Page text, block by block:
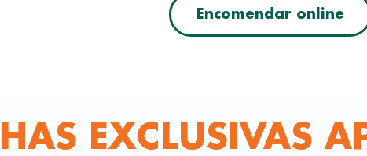
Encomendar online
EXCLUSIVAS